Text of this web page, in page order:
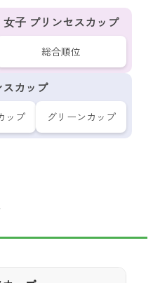
女子 プリンセスカップ
総合順位
カップ
ップ グリーンカップ